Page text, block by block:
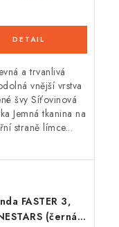
a trvanlivá
vnější vrstva
švy Síťovinová
Jemná tkanina na
straně límce...
FASTER 3,
(černá/